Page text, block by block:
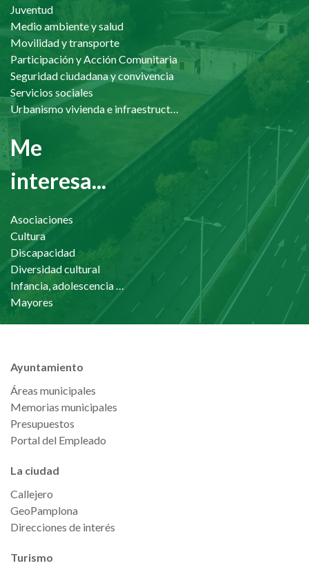
Juventud
Medio ambiente y salud
Movilidad y transporte
Participación y Acción Comunitaria
Seguridad ciudadana y convivencia
Servicios sociales
Urbanismo vivienda e infraestructuras
Me
interesa...
Asociaciones
Cultura
Discapacidad
Diversidad cultural
Infancia, adolescencia y familia
Mayores
Ayuntamiento
Áreas municipales
Memorias municipales
Presupuestos
Portal del Empleado
La ciudad
Callejero
GeoPamplona
Direcciones de interés
Turismo